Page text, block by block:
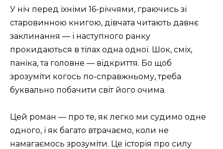
У ніч перед їхніми 16-річчями, граючись зі
старовинною книгою, дівчата читають давнє
заклинання — і наступного ранку
прокидаються в тілах одна одної. Шок, сміх,
паніка, та головне — відкриття. Бо щоб
зрозуміти когось по-справжньому, треба
буквально побачити світ його очима.
Цей роман — про те, як легко ми судимо одне
одного, і як багато втрачаємо, коли не
намагаємось зрозуміти. Це історія про силу